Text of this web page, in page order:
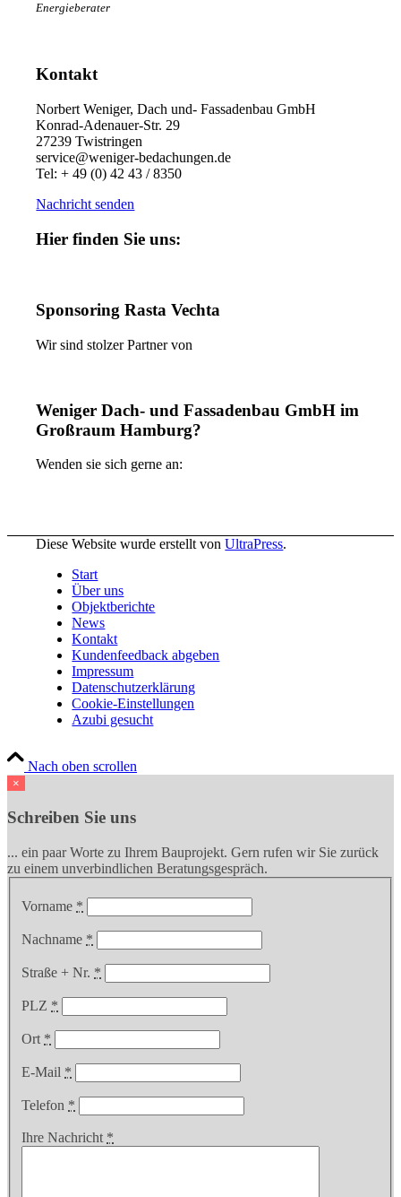
Energieberater
Kontakt
Norbert Weniger, Dach und- Fassadenbau GmbH
Konrad-Adenauer-Str. 29
27239 Twistringen
service@weniger-bedachungen.de
Tel: + 49 (0) 42 43 / 8350
Nachricht senden
Hier finden Sie uns:
Sponsoring Rasta Vechta
Wir sind stolzer Partner von
Weniger Dach- und Fassadenbau GmbH im
Großraum Hamburg?
Wenden sie sich gerne an:
Diese Website wurde erstellt vonUltraPress.
Start
Über uns
Objektberichte
News
Kontakt
Kundenfeedback abgeben
Impressum
Datenschutzerklärung
Cookie-Einstellungen
Azubi gesucht
Nach oben scrollen
×
Schreiben Sie uns
... ein paar Worte zu Ihrem Bauprojekt. Gern rufen wir Sie zurück
zu einem unverbindlichen Beratungsgespräch.
Vorname *
Nachname *
Straße + Nr. *
PLZ *
Ort *
E-Mail *
Telefon *
Ihre Nachricht *